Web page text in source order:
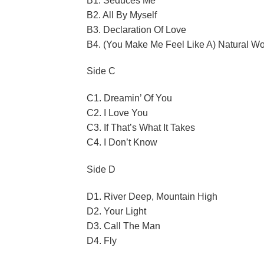
B2. All By Myself
B3. Declaration Of Love
B4. (You Make Me Feel Like A) Natural
Side C
C1. Dreamin’ Of You
C2. I Love You
C3. If That’s What It Takes
C4. I Don’t Know
Side D
D1. River Deep, Mountain High
D2. Your Light
D3. Call The Man
D4. Fly